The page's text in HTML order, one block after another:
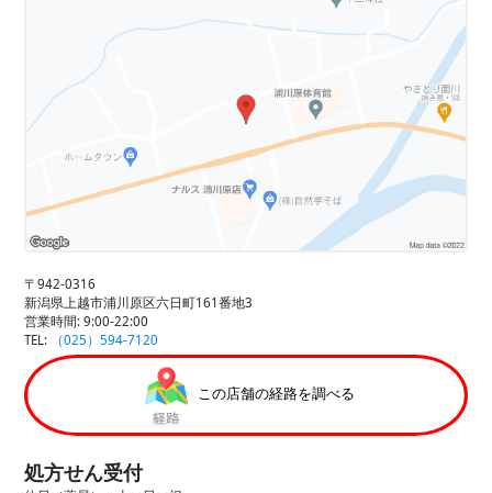
〒942-0316
新潟県上越市浦川原区六日町161番地3
営業時間: 9:00-22:00
TEL:
（025）594-7120
この店舗の経路を調べる
処方せん受付